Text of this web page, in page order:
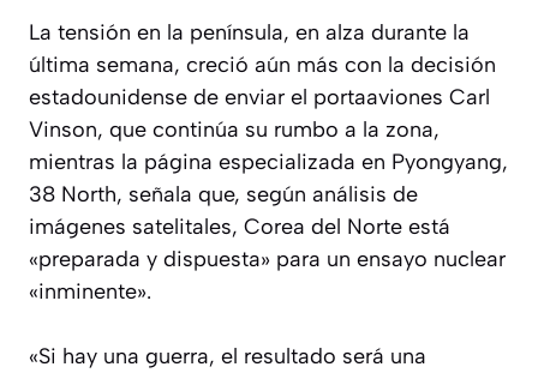
La tensión en la península, en alza durante la
última semana, creció aún más con la decisión
estadounidense de enviar el portaaviones Carl
Vinson, que continúa su rumbo a la zona,
mientras la página especializada en Pyongyang,
38 North, señala que, según análisis de
imágenes satelitales, Corea del Norte está
«preparada y dispuesta» para un ensayo nuclear
«inminente».
«Si hay una guerra, el resultado será una